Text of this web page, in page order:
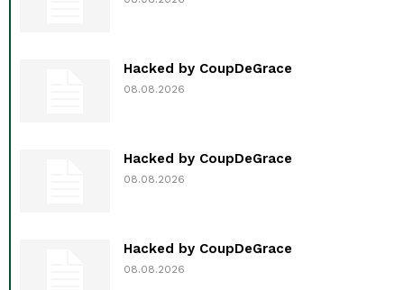
Hacked by CoupDeGrace
08.08.2026
Hacked by CoupDeGrace
08.08.2026
Hacked by CoupDeGrace
08.08.2026